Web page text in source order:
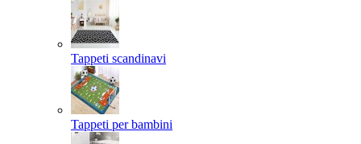
Tappeti scandinavi
Tappeti per bambini